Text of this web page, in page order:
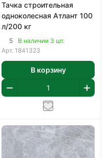
Тачка строительная
одноколесная Атлант 100
л/200 кг
5
В наличии 3 шт.
Арт. 1841323
В корзину